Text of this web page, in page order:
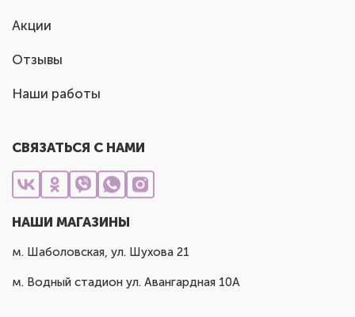
Акции
Отзывы
Наши работы
СВЯЗАТЬСЯ С НАМИ
НАШИ МАГАЗИНЫ
м. Шаболовская, ул. Шухова 21
м. Водный стадион ул. Авангардная 10А